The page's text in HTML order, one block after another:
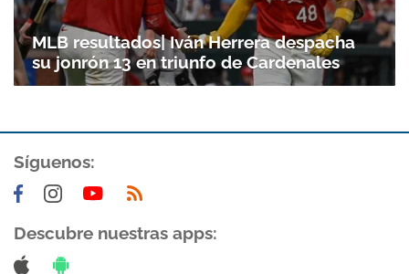
MLB resultados| Iván Herrera despacha
su jonrón 13 en triunfo de Cardenales
Síguenos:
Descubre nuestras apps: